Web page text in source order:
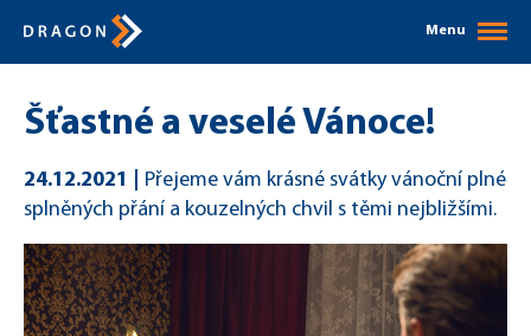
Menu
Šťastné a veselé Vánoce!
24.12.2021
Přejeme vám krásné svátky vánoční plné
splněných přání a kouzelných chvil s těmi nejbližšími.